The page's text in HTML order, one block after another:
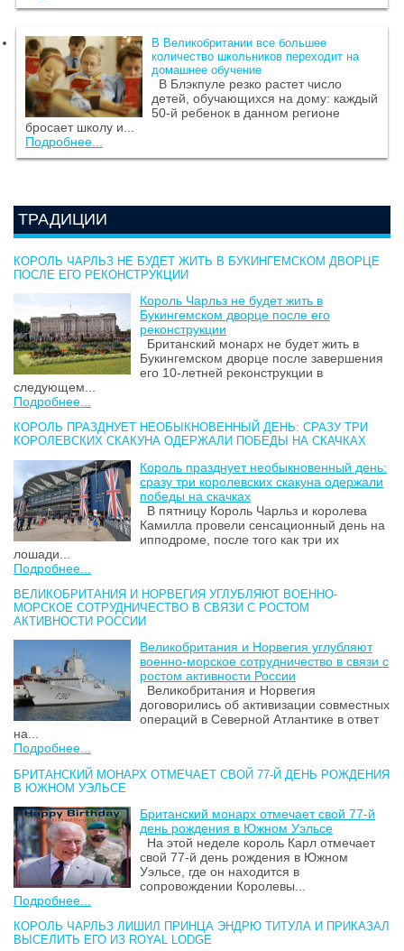
В Великобритании все большее
количество школьников переходит на
домашнее обучение
В Блэкпуле резко растет число
детей, обучающихся на дому: каждый
50-й ребенок в данном регионе
бросает школу и...
Подробнее...
ТРАДИЦИИ
КОРОЛЬ ЧАРЛЬЗ НЕ БУДЕТ ЖИТЬ В БУКИНГЕМСКОМ ДВОРЦЕ
ПОСЛЕ ЕГО РЕКОНСТРУКЦИИ
Король Чарльз не будет жить в
Букингемском дворце после его
реконструкции
Британский монарх не будет жить в
Букингемском дворце после завершения
его 10-летней реконструкции в
следующем...
Подробнее...
КОРОЛЬ ПРАЗДНУЕТ НЕОБЫКНОВЕННЫЙ ДЕНЬ: СРАЗУ ТРИ
КОРОЛЕВСКИХ СКАКУНА ОДЕРЖАЛИ ПОБЕДЫ НА СКАЧКАХ
Король празднует необыкновенный день:
сразу три королевских скакуна одержали
победы на скачках
В пятницу Король Чарльз и королева
Камилла провели сенсационный день на
ипподроме, после того как три их
лошади...
Подробнее...
ВЕЛИКОБРИТАНИЯ И НОРВЕГИЯ УГЛУБЛЯЮТ ВОЕННО-
МОРСКОЕ СОТРУДНИЧЕСТВО В СВЯЗИ С РОСТОМ
АКТИВНОСТИ РОССИИ
Великобритания и Норвегия углубляют
военно-морское сотрудничество в связи с
ростом активности России
Великобритания и Норвегия
договорились об активизации совместных
операций в Северной Атлантике в ответ
на...
Подробнее...
БРИТАНСКИЙ МОНАРХ ОТМЕЧАЕТ СВОЙ 77-Й ДЕНЬ РОЖДЕНИЯ
В ЮЖНОМ УЭЛЬСЕ
Британский монарх отмечает свой 77-й
день рождения в Южном Уэльсе
На этой неделе король Карл отмечает
свой 77-й день рождения в Южном
Уэльсе, где он находится в
сопровождении Королевы...
Подробнее...
КОРОЛЬ ЧАРЛЬЗ ЛИШИЛ ПРИНЦА ЭНДРЮ ТИТУЛА И ПРИКАЗАЛ
ВЫСЕЛИТЬ ЕГО ИЗ ROYAL LODGE